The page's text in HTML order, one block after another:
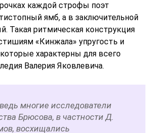
каждой строфы поэт
ямб, а в заключительной
Такая ритмическая конструкция
«Кинжала» упругость и
характерны для всего
Валерия Яковлевича.
многие исследователи
Брюсова, в частности Д.
восхищались